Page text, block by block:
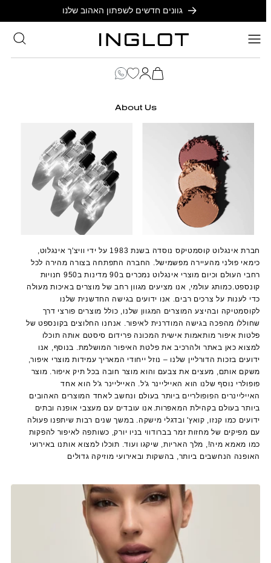
CONTENTגוונים חדשים לשפתון האהוב שלנו
כניסה
הקניות
About Us
חברת אינגלוט קוסמטיקס נוסדה בשנת 1983 על ידי וויצ'ך אינגלוט,
כימאי פולני מהעיירה מפשמישל. החברה התפתחה בצורה מהירה לכל
רחבי העולם וכיום מוצרי אינגלוט נמכרים ב90 מדינות ב950 חנויות
קונספט. כמותג עולמי, אנו מציעים מגוון רחב של מוצרים באיכות מעולה
כדי לענות על צרכים רבים. אנו ידועים בגישה החדשנית שלנו
לקוסמטיקה ובהיצע המוצרים המגוון שלנו, כולל מוצרים פורצי דרך
שחוללו מהפכה בגישה המודרנית לאיפור. אנחנו החלוצים בקונספט של
פלטות איפור מותאמות אישית המכונה פרידום סיסטם אותה תוכלו
למצוא כאן באתר ולהרכיב את פלטת האיפור המושלמת. בנוסף, אנו
ידועים בזכות הדורליין שלנו – נוזל ייחודי המאריך עמידות מוצרי איפור,
משקם אותם, מעצים את צבעם והוא מוצר חובה בכל תיק איפור. מוצר
פופולרי נוסף שלנו הוא האייליינר ג'ל. האייליינר ג'ל הוא אחד
האייליינרים הפופולריים ביותר בעולם ונחשב לאחד המוצרים האהובים
ביותר בעולם בקהילת המאפרות. אנו עובדים עם מעצבי אופנה ובתים
ידועים כמו קנזו, קואץ' ובדגלי מישקה. במשך שנים רבות שיתפנו פעולה
עם מפיקים של מחזות זמר בברודווי בניו יורק, כשותפה לאיפור להפקות
כמו מאמא מיה!, מלך האריות, שיקגו ועוד. תוכלו למצוא אותנו באירועי
האופנה הנחשבים ביותר, בהשקות ובאירועי מוזיקה גדולים